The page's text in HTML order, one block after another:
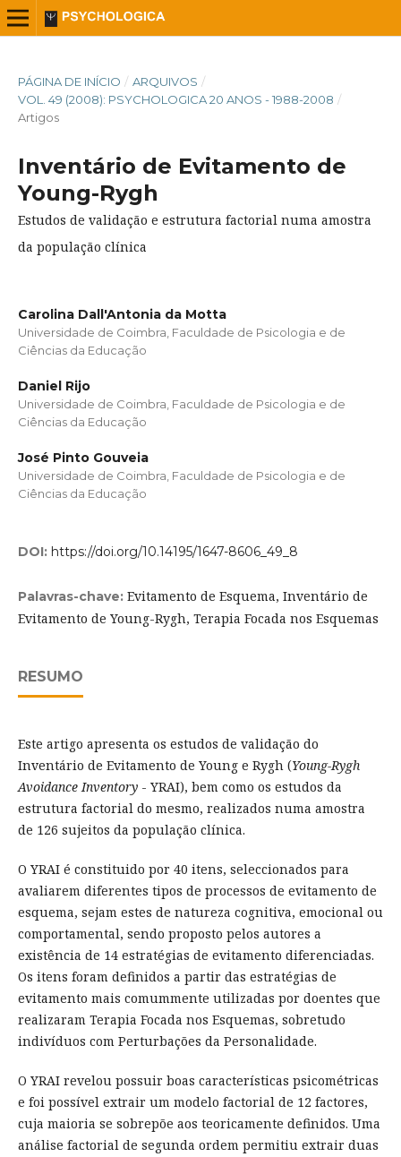
PÁGINA DE INÍCIO / ARQUIVOS /
VOL. 49 (2008): PSYCHOLOGICA 20 ANOS - 1988-2008 /
Artigos
Inventário de Evitamento de
Young-Rygh
Estudos de validação e estrutura factorial numa amostra
da população clínica
Carolina Dall'Antonia da Motta
Universidade de Coimbra, Faculdade de Psicologia e de
Ciências da Educação
Daniel Rijo
Universidade de Coimbra, Faculdade de Psicologia e de
Ciências da Educação
José Pinto Gouveia
Universidade de Coimbra, Faculdade de Psicologia e de
Ciências da Educação
DOI: https://doi.org/10.14195/1647-8606_49_8
Palavras-chave: Evitamento de Esquema, Inventário de
Evitamento de Young-Rygh, Terapia Focada nos Esquemas
RESUMO
Este artigo apresenta os estudos de validação do
Inventário de Evitamento de Young e Rygh (Young-Rygh
Avoidance Inventory - YRAI), bem como os estudos da
estrutura factorial do mesmo, realizados numa amostra
de 126 sujeitos da população clínica.
O YRAI é constituido por 40 itens, seleccionados para
avaliarem diferentes tipos de processos de evitamento de
esquema, sejam estes de natureza cognitiva, emocional ou
comportamental, sendo proposto pelos autores a
existência de 14 estratégias de evitamento diferenciadas.
Os itens foram definidos a partir das estratégias de
evitamento mais comummente utilizadas por doentes que
realizaram Terapia Focada nos Esquemas, sobretudo
indivíduos com Perturbações da Personalidade.
O YRAI revelou possuir boas características psicométricas
e foi possível extrair um modelo factorial de 12 factores,
cuja maioria se sobrepõe aos teoricamente definidos. Uma
análise factorial de segunda ordem permitiu extrair duas